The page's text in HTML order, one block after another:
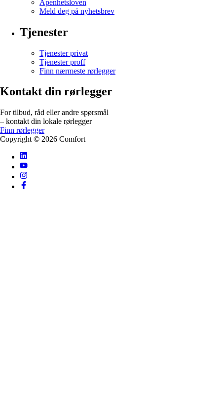
Åpenhetsloven
Meld deg på nyhetsbrev
Tjenester
Tjenester privat
Tjenester proff
Finn nærmeste rørlegger
Kontakt din rørlegger
For tilbud, råd eller andre spørsmål
– kontakt din lokale rørlegger
Finn rørlegger
Copyright © 2026 Comfort